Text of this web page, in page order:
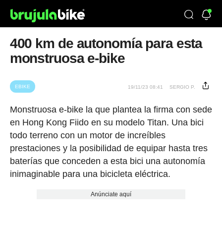
400 km de autonomía para esta
monstruosa e-bike
EBIKE 19/11/23 08:41 SERGIO P.
Monstruosa e-bike la que plantea la firma con sede
en Hong Kong Fiido en su modelo Titan. Una bici
todo terreno con un motor de increíbles
prestaciones y la posibilidad de equipar hasta tres
baterías que conceden a esta bici una autonomía
inimaginable para una bicicleta eléctrica.
Anúnciate aquí